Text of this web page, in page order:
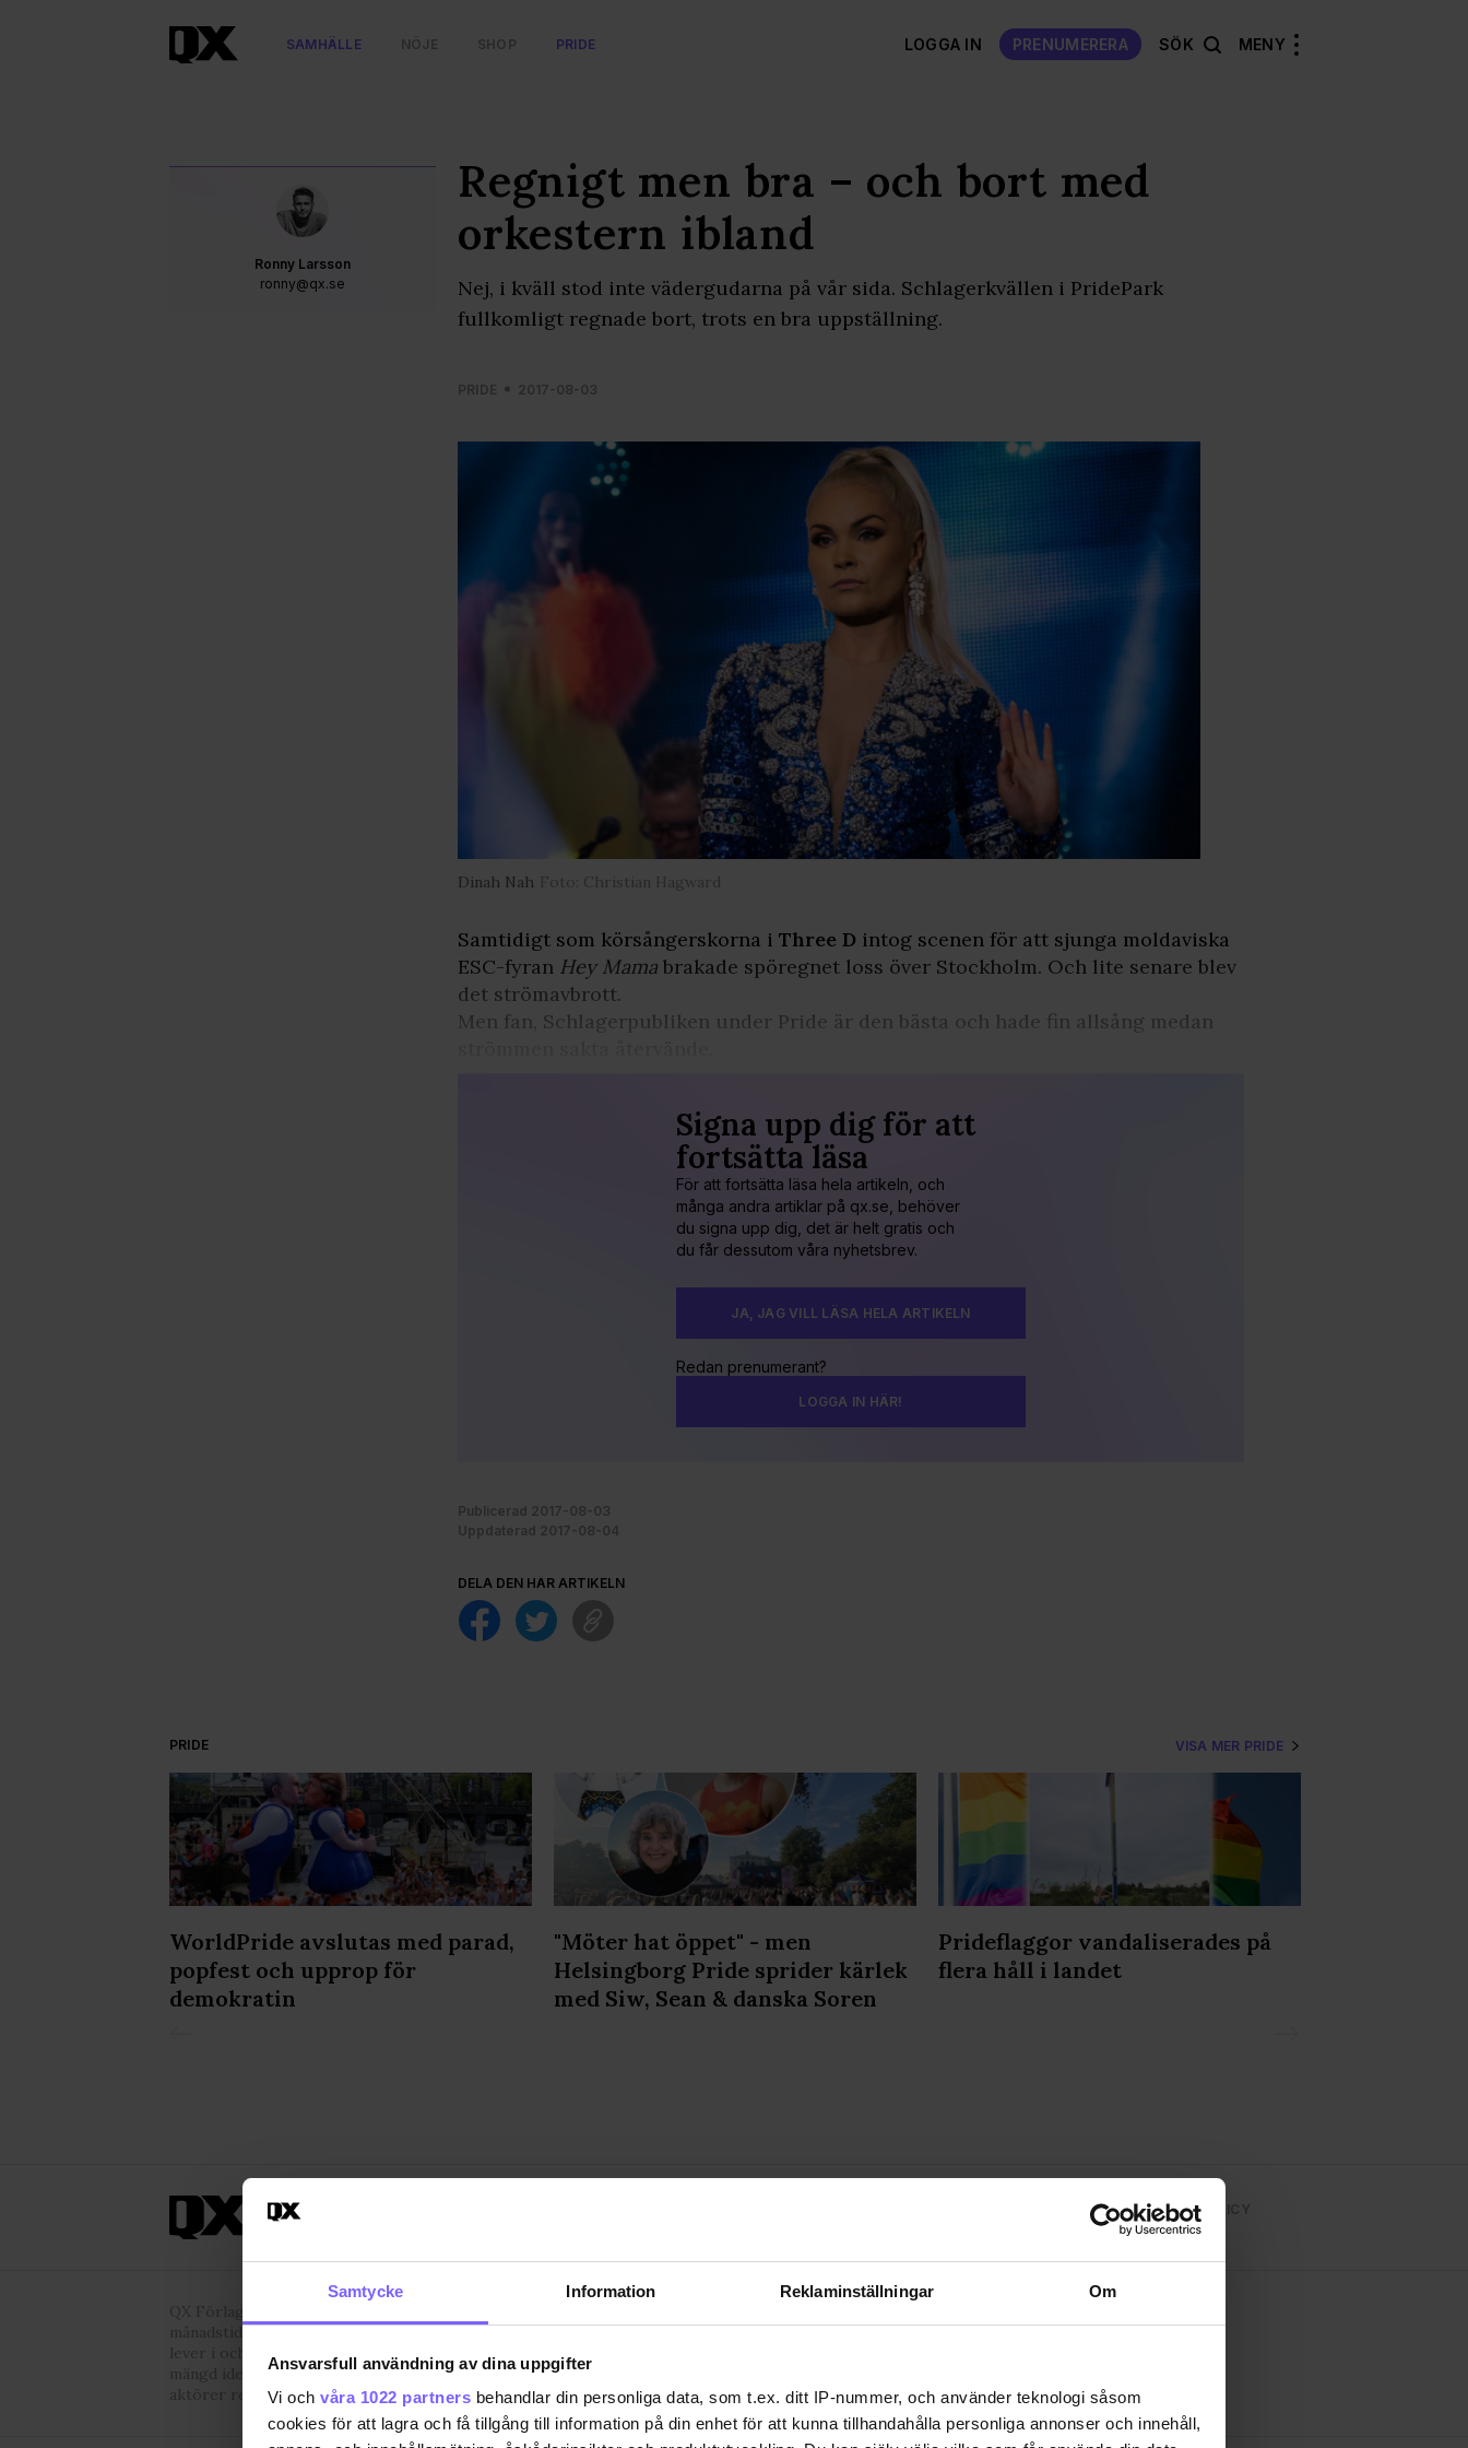
Samtycke Information Reklaminställningar Om
Ansvarsfull användning av dina uppgifter
Vi och våra 1022 partners behandlar din personliga data, som t.ex. ditt IP-nummer, och använder teknologi såsom
cookies för att lagra och få tillgång till information på din enhet för att kunna tillhandahålla personliga annonser och innehåll,
SAMHÄLLE NÖJE SHOP PRIDE LOGGA IN PRENUMERERA SÖK MENY
Ronny Larsson
ronny@qx.se
Regnigt men bra – och bort med
orkestern ibland
Nej, i kväll stod inte vädergudarna på vår sida. Schlagerkvällen i PridePark
fullkomligt regnade bort, trots en bra uppställning.
PRIDE 2017-08-03
Dinah Nah Foto: Christian Hagward
Samtidigt som körsångerskorna i Three D intog scenen för att sjunga moldaviska
ESC-fyran Hey Mama brakade spöregnet loss över Stockholm. Och lite senare blev
det strömavbrott.
Men fan, Schlagerpubliken under Pride är den bästa och hade fin allsång medan
Signa upp dig för att
fortsätta läsa
För att fortsätta läsa hela artikeln, och
många andra artiklar på qx.se, behöver
du signa upp dig, det är helt gratis och
du får dessutom våra nyhetsbrev.
JA, JAG VILL LÄSA HELA ARTIKELN
Redan prenumerant?
LOGGA IN HÄR!
Publicerad 2017-08-03
Uppdaterad 2017-08-04
DELA DEN HÄR ARTIKELN
PRIDE VISA MER PRIDE
WorldPride avslutas med parad,
popfest och upprop för
demokratin
"Möter hat öppet" - men
Helsingborg Pride sprider kärlek
med Siw, Sean & danska Soren
Prideflaggor vandaliserades på
flera håll i landet
INTEGRITETSPOLICY
QX Förlag AB är, sedan 1995, regnbågs-communityts egen röst med
månadstidningen QX och nyhetstidningen qx.se som bevakar det samhälle vi
lever i och den kultur och de människor vi bryr oss om. I QX Shop finns en
mängd identitetsstärkande varor. Vi arrangerar i samarbete med andra
aktörer regelbundet event där QX-Galan utgör kronan på verket.